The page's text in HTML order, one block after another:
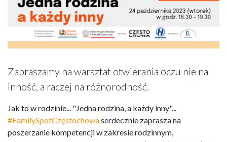
Zapraszamy na warsztat otwierania oczu nie na
inność, a raczej na różnorodność.
Jak to w rodzinie... "Jedna rodzina, a każdy inny"...
#FamilySpotCzęstochowaserdecznie zaprasza na
poszerzanie kompetencji w zakresie rodzinnym,